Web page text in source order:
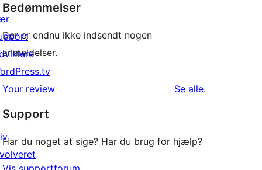
Bedømmelser
Der er endnu ikke indsendt nogen
anmeldelser.
Your review Se alleanmeldelser
.
Support
Har du noget at sige? Har du brug for hjælp?